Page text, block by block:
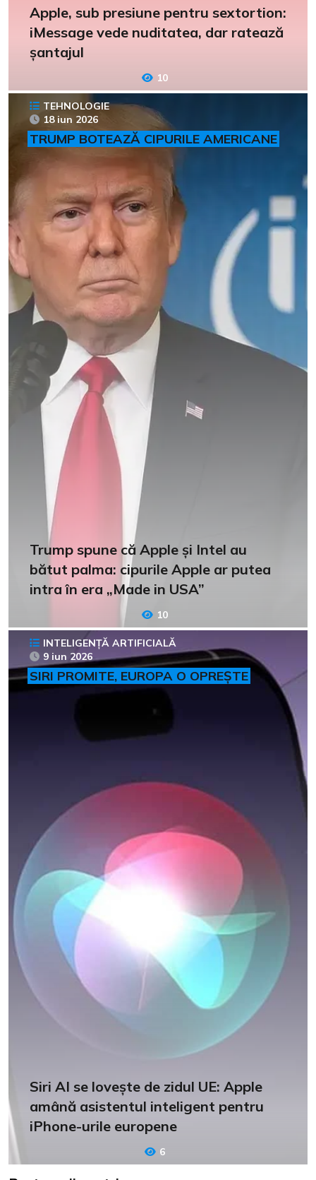
Apple, sub presiune pentru sextortion:
iMessage vede nuditatea, dar ratează
șantajul
10
TEHNOLOGIE
18 iun 2026
TRUMP BOTEAZĂ CIPURILE AMERICANE
Trump spune că Apple și Intel au
bătut palma: cipurile Apple ar putea
intra în era „Made in USA”
10
INTELIGENȚĂ ARTIFICIALĂ
9 iun 2026
SIRI PROMITE, EUROPA O OPREȘTE
Siri AI se lovește de zidul UE: Apple
amână asistentul inteligent pentru
iPhone-urile europene
6